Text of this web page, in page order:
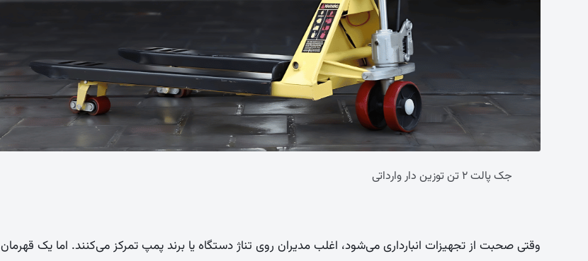
جک پالت ۲ تن توزین دار وارداتی
وقتی صحبت از تجهیزات انبارداری می‌شود، اغلب مدیران روی تناژ دستگاه یا برند پمپ تمرکز می‌کنند. اما یک قهرمان